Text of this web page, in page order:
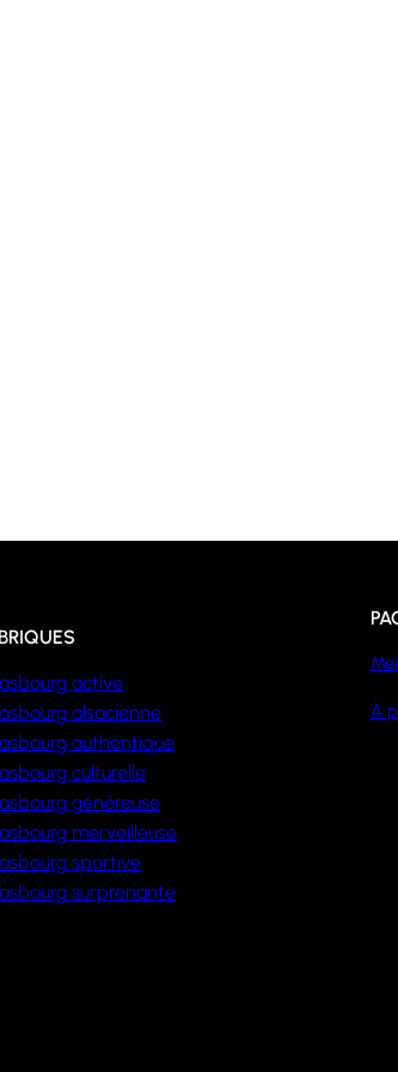
active
alsacienne
authentique
culturelle
généreuse
merveilleuse
sportive
surprenante
À